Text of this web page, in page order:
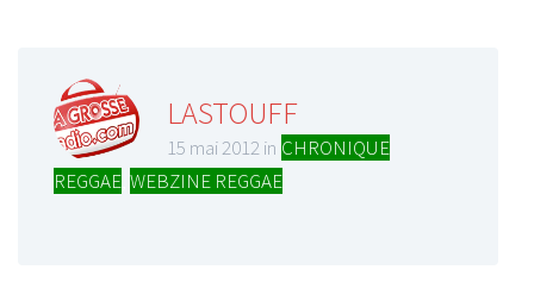
LASTOUFF
15 mai 2012 in CHRONIQUE
REGGAE WEBZINE REGGAE